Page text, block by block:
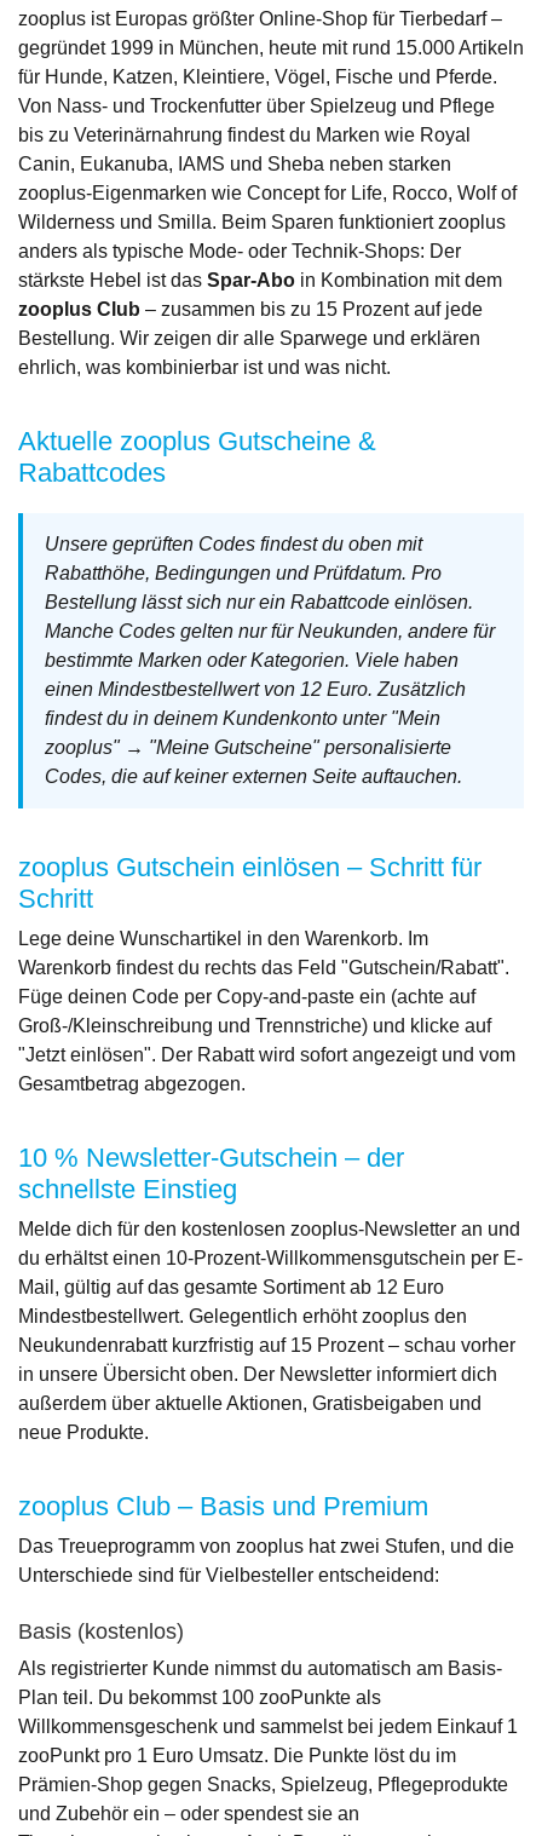
zooplus ist Europas größter Online-Shop für Tierbedarf –
gegründet 1999 in München, heute mit rund 15.000 Artikeln
für Hunde, Katzen, Kleintiere, Vögel, Fische und Pferde.
Von Nass- und Trockenfutter über Spielzeug und Pflege
bis zu Veterinärnahrung findest du Marken wie Royal
Canin, Eukanuba, IAMS und Sheba neben starken
zooplus-Eigenmarken wie Concept for Life, Rocco, Wolf of
Wilderness und Smilla. Beim Sparen funktioniert zooplus
anders als typische Mode- oder Technik-Shops: Der
stärkste Hebel ist das Spar-Abo in Kombination mit dem
zooplus Club – zusammen bis zu 15 Prozent auf jede
Bestellung. Wir zeigen dir alle Sparwege und erklären
ehrlich, was kombinierbar ist und was nicht.
Aktuelle zooplus Gutscheine &
Rabattcodes
Unsere geprüften Codes findest du oben mit
Rabatthöhe, Bedingungen und Prüfdatum. Pro
Bestellung lässt sich nur ein Rabattcode einlösen.
Manche Codes gelten nur für Neukunden, andere für
bestimmte Marken oder Kategorien. Viele haben
einen Mindestbestellwert von 12 Euro. Zusätzlich
findest du in deinem Kundenkonto unter "Mein
zooplus" → "Meine Gutscheine" personalisierte
Codes, die auf keiner externen Seite auftauchen.
zooplus Gutschein einlösen – Schritt für
Schritt
Lege deine Wunschartikel in den Warenkorb. Im
Warenkorb findest du rechts das Feld "Gutschein/Rabatt".
Füge deinen Code per Copy-and-paste ein (achte auf
Groß-/Kleinschreibung und Trennstriche) und klicke auf
"Jetzt einlösen". Der Rabatt wird sofort angezeigt und vom
Gesamtbetrag abgezogen.
10 % Newsletter-Gutschein – der
schnellste Einstieg
Melde dich für den kostenlosen zooplus-Newsletter an und
du erhältst einen 10-Prozent-Willkommensgutschein per E-
Mail, gültig auf das gesamte Sortiment ab 12 Euro
Mindestbestellwert. Gelegentlich erhöht zooplus den
Neukundenrabatt kurzfristig auf 15 Prozent – schau vorher
in unsere Übersicht oben. Der Newsletter informiert dich
außerdem über aktuelle Aktionen, Gratisbeigaben und
neue Produkte.
zooplus Club – Basis und Premium
Das Treueprogramm von zooplus hat zwei Stufen, und die
Unterschiede sind für Vielbesteller entscheidend:
Basis (kostenlos)
Als registrierter Kunde nimmst du automatisch am Basis-
Plan teil. Du bekommst 100 zooPunkte als
Willkommensgeschenk und sammelst bei jedem Einkauf 1
zooPunkt pro 1 Euro Umsatz. Die Punkte löst du im
Prämien-Shop gegen Snacks, Spielzeug, Pflegeprodukte
und Zubehör ein – oder spendest sie an